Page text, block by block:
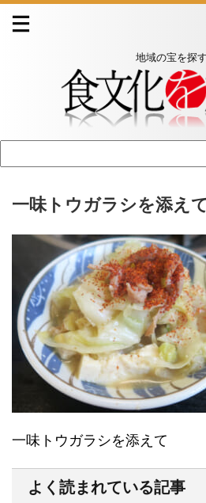
地域の宝を探
一味トウガラシを添え
一味トウガラシを添えて
よく読まれている記事